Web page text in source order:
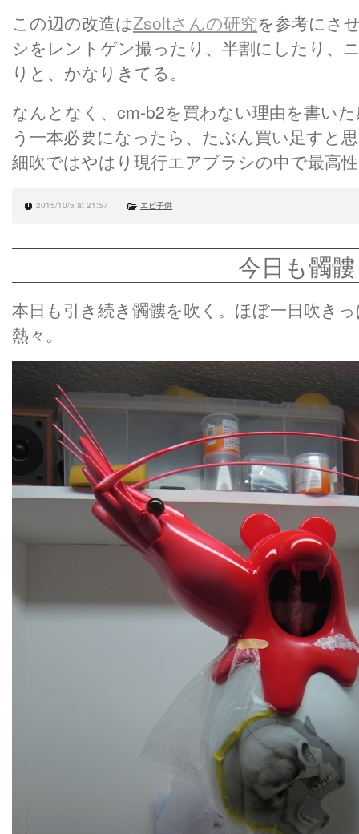
この辺の改造はZsoltさんの研究を参考にさ
シをレントゲン撮ったり、半割にしたり、
りと、かなりきてる。
なんとなく、cm-b2を買わない理由を書い
う一本必要になったら、たぶん買い足すと
細吹ではやはり現行エアブラシの中で最高
2015/10/5 at 21:57 エビ子供
今日も髑髏
本日も引き続き髑髏を吹く。ほぼ一日吹き
熱々。